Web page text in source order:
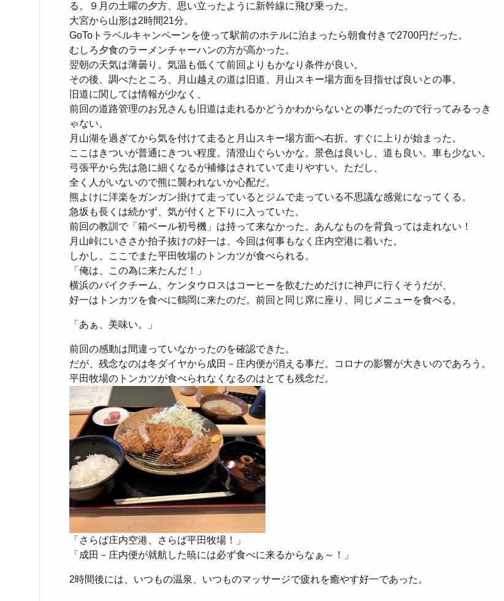
る。９月の土曜の夕方、思い立ったように新幹線に飛び乗った。
大宮から山形は2時間21分。
GoToトラベルキャンペーンを使って駅前のホテルに泊まったら朝食付きで2700円だった。
むしろ夕食のラーメンチャーハンの方が高かった。
翌朝の天気は薄曇り。気温も低くて前回よりもかなり条件が良い。
その後、調べたところ、月山越えの道は旧道、月山スキー場方面を目指せば良いとの事。
旧道に関しては情報が少なく、
前回の道路管理のお兄さんも旧道は走れるかどうかわからないとの事だったので行ってみるっき
ゃない。
月山湖を過ぎてから気を付けて走ると月山スキー場方面へ右折。すぐに上りが始まった。
ここはきついが普通にきつい程度。清澄山ぐらいかな。景色は良いし、道も良い。車も少ない。
弓張平から先は急に細くなるが補修はされていて走りやすい。ただし、
全く人がいないので熊に襲われないか心配だ。
熊よけに洋楽をガンガン掛けて走っているとジムで走っている不思議な感覚になってくる。
急坂も長くは続かず、気が付くと下りに入っていた。
前回の教訓で「箱ベール初号機」は持って来なかった。あんなものを背負っては走れない！
月山峠にいささか拍子抜けの好一は、今回は何事もなく庄内空港に着いた。
しかし、ここでまた平田牧場のトンカツが食べられる。
「俺は、この為に来たんだ！」
横浜のバイクチーム、ケンタウロスはコーヒーを飲むためだけに神戸に行くそうだが、
好一はトンカツを食べに鶴岡に来たのだ。前回と同じ席に座り、同じメニューを食べる。
「あぁ、美味い。」
前回の感動は間違っていなかったのを確認できた。
だが、残念なのは冬ダイヤから成田－庄内便が消える事だ。コロナの影響が大きいのであろう。
平田牧場のトンカツが食べられなくなるのはとても残念だ。
「さらば庄内空港、さらば平田牧場！」
「成田－庄内便が就航した暁には必ず食べに来るからなぁ～！」
2時間後には、いつもの温泉、いつものマッサージで疲れを癒やす好一であった。